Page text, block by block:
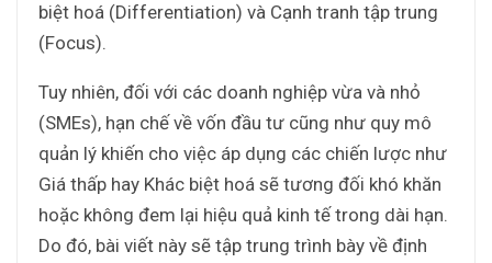
biệt hoá (Differentiation) và Cạnh tranh tập trung
(Focus).
Tuy nhiên, đối với các doanh nghiệp vừa và nhỏ
(SMEs), hạn chế về vốn đầu tư cũng như quy mô
quản lý khiến cho việc áp dụng các chiến lược như
Giá thấp hay Khác biệt hoá sẽ tương đối khó khăn
hoặc không đem lại hiệu quả kinh tế trong dài hạn.
Do đó, bài viết này sẽ tập trung trình bày về định